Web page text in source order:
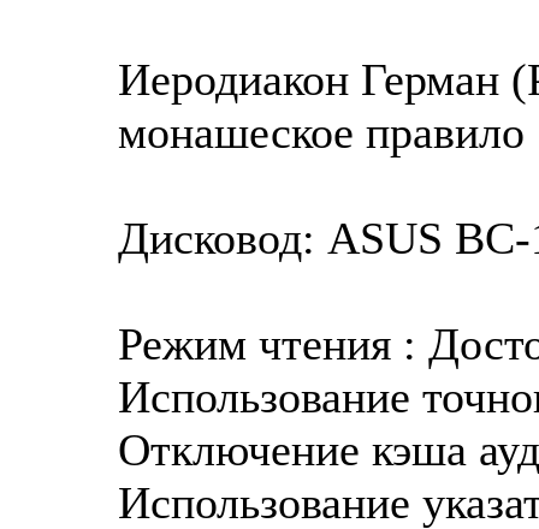
Иеродиакон Герман
монашеское правило
Дисковод: ASUS
Режим чтения :
Использование
Отключение кэша
Использование